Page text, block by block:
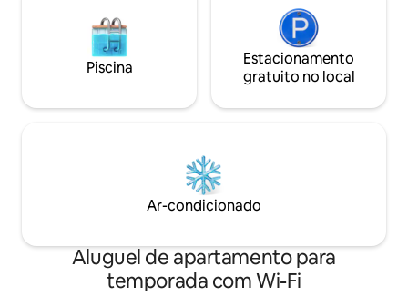
Piscina
Estacionamento
gratuito no local
Ar-condicionado
Aluguel de apartamento para
temporada com Wi-Fi